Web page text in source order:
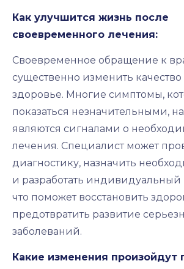
Как улучшится жизнь после
своевременного лечения:
Своевременное обращение к
существенно изменить
здоровье. Многие симптомы,
показаться незначительными,
являются сигналами о
лечения. Специалист может
диагностику, назначить
и разработать индивидуальный
что поможет восстановить
предотвратить развитие
заболеваний.
Какие изменения произойдут